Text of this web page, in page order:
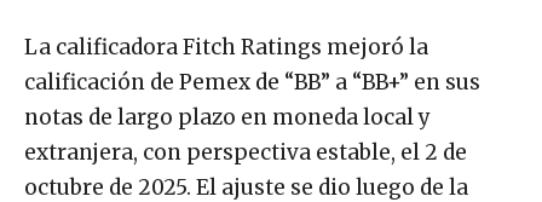
La calificadora Fitch Ratings mejoró la
calificación de Pemex de “BB” a “BB+” en sus
notas de largo plazo en moneda local y
extranjera, con perspectiva estable, el 2 de
octubre de 2025. El ajuste se dio luego de la